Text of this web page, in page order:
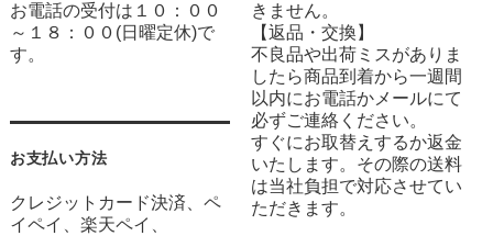
お電話の受付は１０：００
～１８：００(日曜定休)で
す。
お支払い方法
クレジットカード決済、ペ
イペイ、楽天ペイ、
きません。
【返品・交換】
不良品や出荷ミスがありま
したら商品到着から一週間
以内にお電話かメールにて
必ずご連絡ください。
すぐにお取替えするか返金
いたします。その際の送料
は当社負担で対応させてい
ただきます。